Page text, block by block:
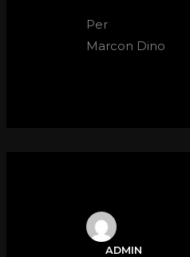
Per
Marcon Dino
ADMIN